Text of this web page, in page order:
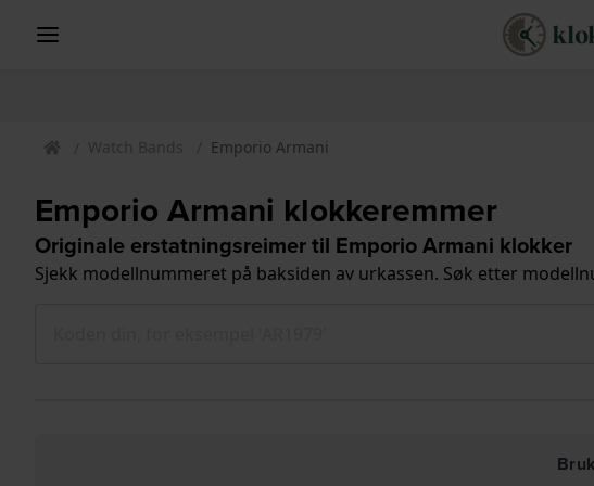
Watch Bands Emporio Armani
Emporio Armani klokkeremmer
Originale erstatningsreimer til Emporio Armani klokker
Sjekk modellnummeret på baksiden av urkassen. Søk etter